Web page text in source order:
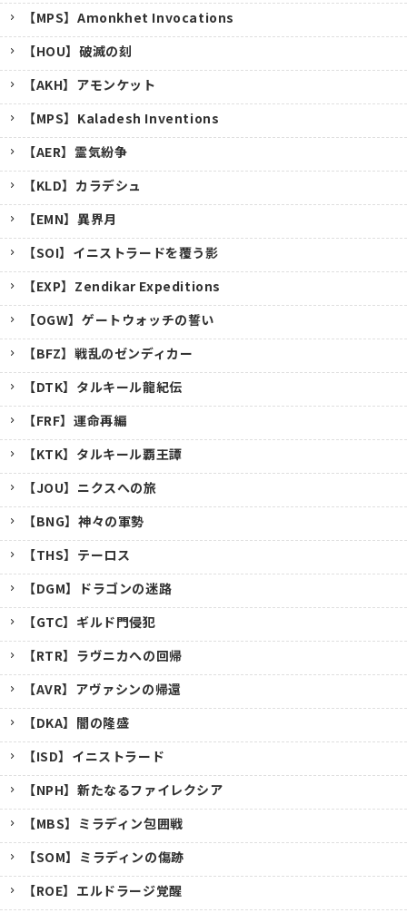
【MPS】Amonkhet Invocations
【HOU】破滅の刻
【AKH】アモンケット
【MPS】Kaladesh Inventions
【AER】霊気紛争
【KLD】カラデシュ
【EMN】異界月
【SOI】イニストラードを覆う影
【EXP】Zendikar Expeditions
【OGW】ゲートウォッチの誓い
【BFZ】戦乱のゼンディカー
【DTK】タルキール龍紀伝
【FRF】運命再編
【KTK】タルキール覇王譚
【JOU】ニクスへの旅
【BNG】神々の軍勢
【THS】テーロス
【DGM】ドラゴンの迷路
【GTC】ギルド門侵犯
【RTR】ラヴニカへの回帰
【AVR】アヴァシンの帰還
【DKA】闇の隆盛
【ISD】イニストラード
【NPH】新たなるファイレクシア
【MBS】ミラディン包囲戦
【SOM】ミラディンの傷跡
【ROE】エルドラージ覚醒